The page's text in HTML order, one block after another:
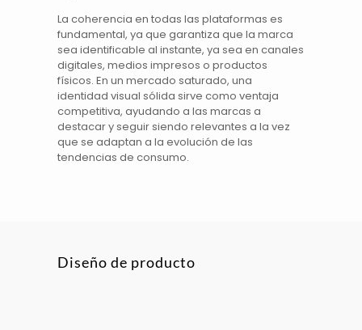
La coherencia en todas las plataformas es
fundamental, ya que garantiza que lamarca
sea identificable al instante, ya sea en canales
digitales, medios impresos o productos
físicos. En un mercado saturado, una
identidad visual sólida sirve como ventaja
competitiva, ayudando a lasmarcas a
destacar y seguir siendo relevantes a la vez
que se adaptan a la evolución de las
tendencias de consumo.
Diseño de producto